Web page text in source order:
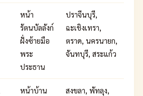
หน้า
รัตนบัลลังก์
ฝั่งซ้ายมือ
พระ
ประธาน
ปราจีนบุรี,
ฉะเชิงเทรา,
ตราด, นครนายก,
จันทบุรี, สระแก้ว
หน้าบ้าน
สงขลา, พัทลุง,